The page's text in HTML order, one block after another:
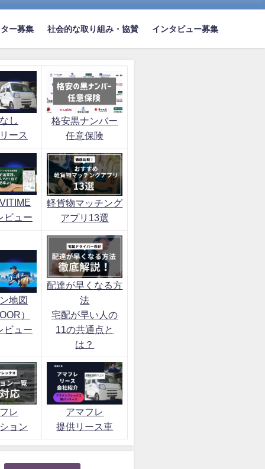
ー募集 社会的な取り組み・協賛 インタビュー募集
し
ース
格安黒ナンバー
任意保険
ビュー
軽貨物マッチング
アプリ13選
地図
）
ビュー
配達が早くなる方
法
宅配が早い人の
11の共通点と
は？
レ
ョン
アマフレ
提供リース車